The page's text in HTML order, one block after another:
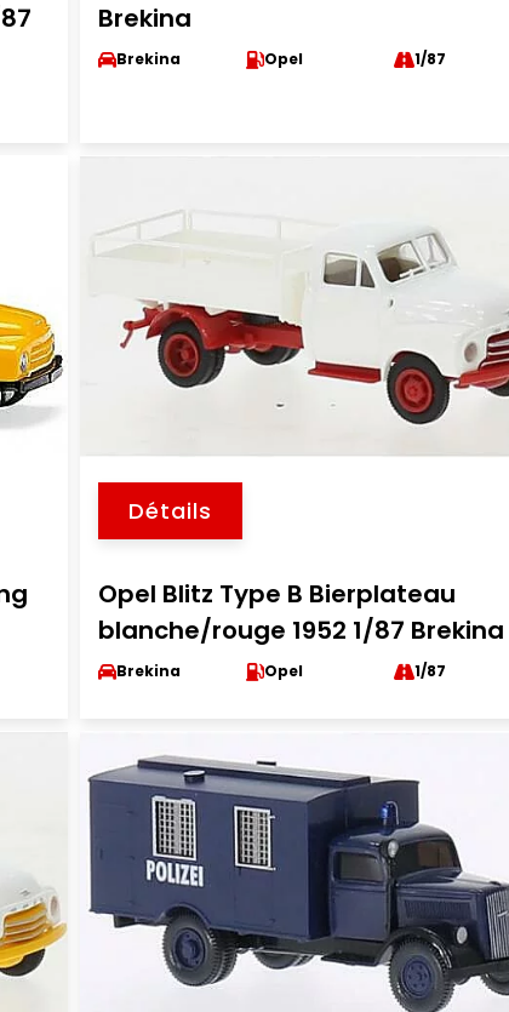
Brekina
Brekina Opel 1/87
Détails
Opel Blitz Type B Bierplateau
blanche/rouge 1952 1/87 Brekina
Brekina Opel 1/87